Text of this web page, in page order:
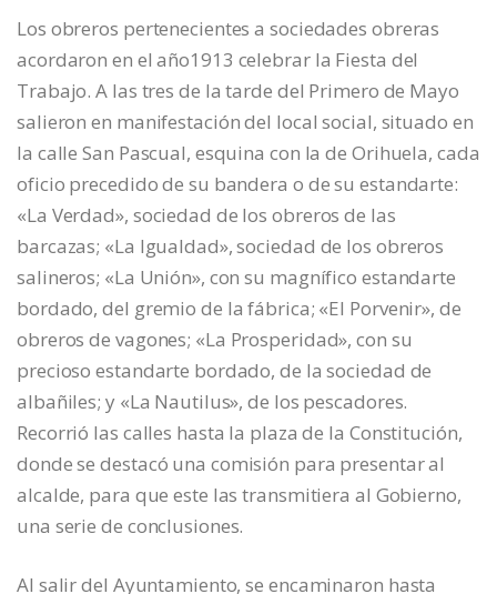
Los obreros pertenecientes a sociedades obreras
acordaron en el año1913 celebrar la Fiesta del
Trabajo. A las tres de la tarde del Primero de Mayo
salieron en manifestación del local social, situado en
la calle San Pascual, esquina con la de Orihuela, cada
oficio precedido de su bandera o de su estandarte:
«La Verdad», sociedad de los obreros de las
barcazas; «La Igualdad», sociedad de los obreros
salineros; «La Unión», con su magnífico estandarte
bordado, del gremio de la fábrica; «El Porvenir», de
obreros de vagones; «La Prosperidad», con su
precioso estandarte bordado, de la sociedad de
albañiles; y «La Nautilus», de los pescadores.
Recorrió las calles hasta la plaza de la Constitución,
donde se destacó una comisión para presentar al
alcalde, para que este las transmitiera al Gobierno,
una serie de conclusiones.
Al salir del Ayuntamiento, se encaminaron hasta